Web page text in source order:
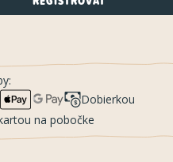
Dobierkou
na pobočke